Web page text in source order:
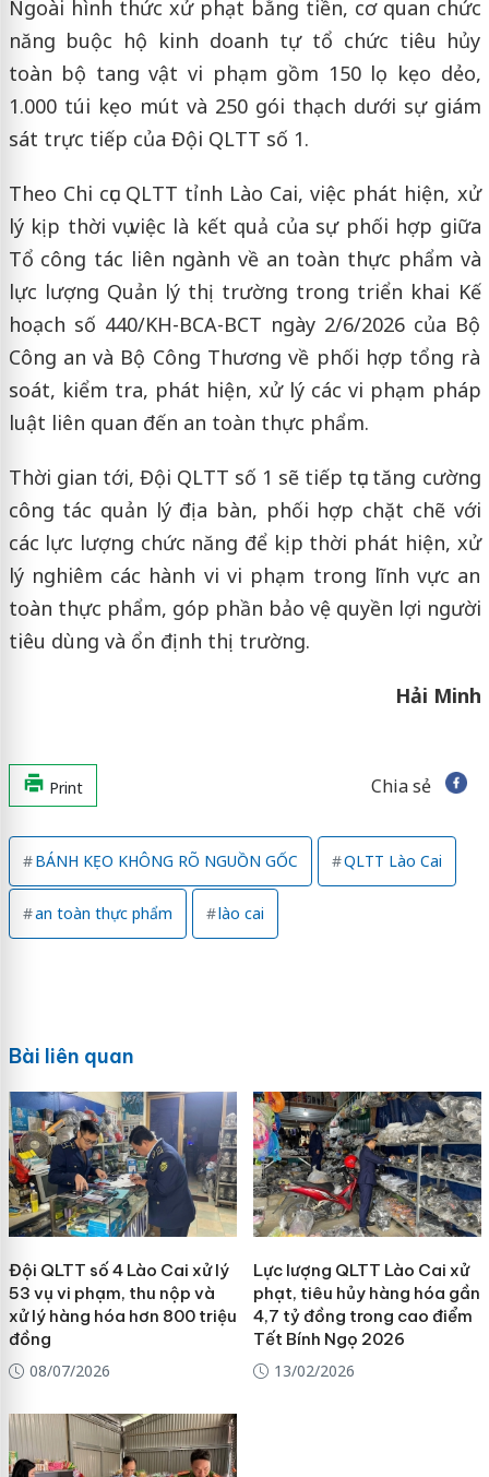
Ngoài hình thức xử phạt bằng tiền, cơ quan chức
năng buộc hộ kinh doanh tự tổ chức tiêu hủy
toàn bộ tang vật vi phạm gồm 150 lọ kẹo dẻo,
1.000 túi kẹo mút và 250 gói thạch dưới sự giám
sát trực tiếp của Đội QLTT số 1.
Theo Chi cục QLTT tỉnh Lào Cai, việc phát hiện, xử
lý kịp thời vụ việc là kết quả của sự phối hợp giữa
Tổ công tác liên ngành về an toàn thực phẩm và
lực lượng Quản lý thị trường trong triển khai Kế
hoạch số 440/KH-BCA-BCT ngày 2/6/2026 của Bộ
Công an và Bộ Công Thương về phối hợp tổng rà
soát, kiểm tra, phát hiện, xử lý các vi phạm pháp
luật liên quan đến an toàn thực phẩm.
Thời gian tới, Đội QLTT số 1 sẽ tiếp tục tăng cường
công tác quản lý địa bàn, phối hợp chặt chẽ với
các lực lượng chức năng để kịp thời phát hiện, xử
lý nghiêm các hành vi vi phạm trong lĩnh vực an
toàn thực phẩm, góp phần bảo vệ quyền lợi người
tiêu dùng và ổn định thị trường.
Hải Minh
Print Chia sẻ
BÁNH KẸO KHÔNG RÕ NGUỒN GỐC QLTT Lào Cai
an toàn thực phẩm lào cai
Bài liên quan
Đội QLTT số 4 Lào Cai xử lý
53 vụ vi phạm, thu nộp và
xử lý hàng hóa hơn 800 triệu
đồng
08/07/2026
Lực lượng QLTT Lào Cai xử
phạt, tiêu hủy hàng hóa gần
4,7 tỷ đồng trong cao điểm
Tết Bính Ngọ 2026
13/02/2026